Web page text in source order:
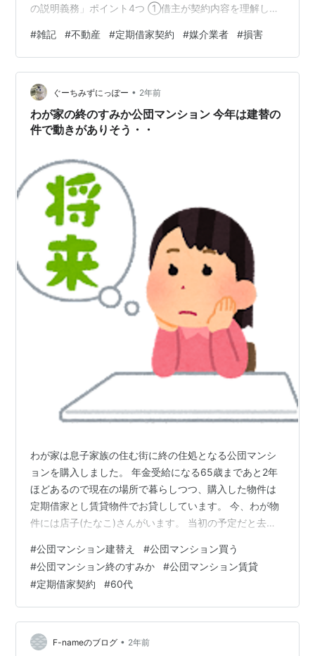
の説明義務」ポイント4つ ①借主が契約内容を理解して
明は「貸主」または「貸主から委任された代理人」が行
わなければならない ③重要事項説明書で代替する場合で
も、国土交通省の定める細かい手続きをすべて満たす必
要がある ④再契約時でも再び「事前説明」が必要 5. 貸
主・仲介業者が今すぐ見直すべき契約実務の注意点と
は？ 6. まとめ…
#雑記 #不動産 #定期借家契約 #媒介業者 #損害
ぐーちみずにっぽー • 2年前
わが家の終のすみか公団マンション 今年は建替の
件で動きがありそう・・
わが家は息子家族の住む街に終の住処となる公団マンシ
ョンを購入しました。 年金受給になる65歳まであと2年
ほどあるので現在の場所で暮らしつつ、購入した物件は
定期借家とし賃貸物件でお貸ししています。 今、わが物
件には店子(たなこ)さんがいます。 当初の予定だと去年
ありません。 そして昨日電話がありました。 結局、2月
始めまで居てくれるようです。 (*^ω^*) 今の店子(たなこ)
さんは自宅建築中の間、短期賃貸契約です。 当初7ヶ月
の賃貸予定が8ヶ月とちょい延長です。 わが家の年金は
微々たるものなので終のすみかに購入したマンションを
遊ばせておく余…
#公団マンション建替え #公団マンション買う
#公団マンション終のすみか #公団マンション賃貸
#定期借家契約 #60代
F-nameのブログ • 2年前